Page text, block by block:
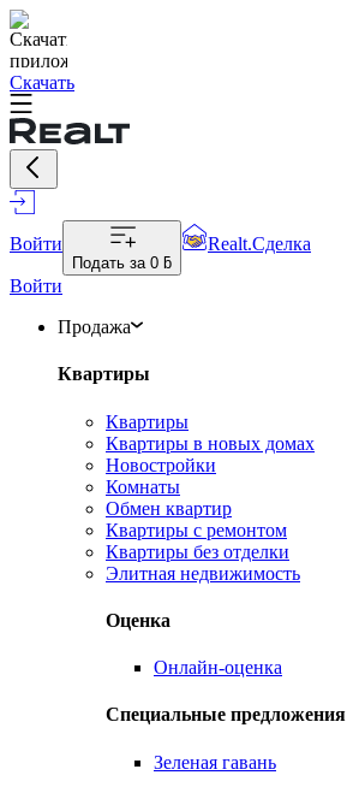
Скачать
Войти
Подать за 0 ƃ
Realt.Сделка
Войти
Продажа
Квартиры
Квартиры
Квартиры в новых домах
Новостройки
Комнаты
Обмен квартир
Квартиры с ремонтом
Квартиры без отделки
Элитная недвижимость
Оценка
Онлайн-оценка
Специальные предложения
Зеленая гавань